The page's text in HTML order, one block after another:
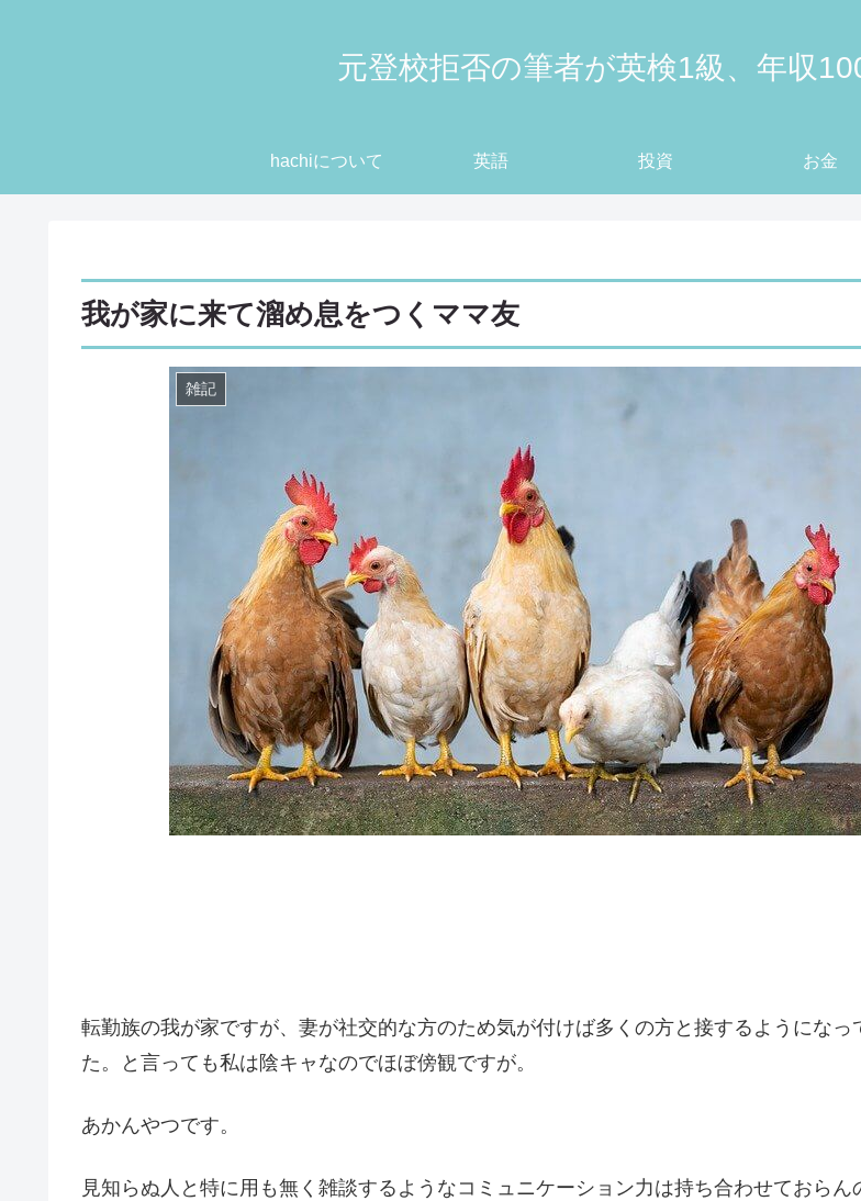
元登校拒否の筆者が英検1級、年収
hachiについて 英語 投資 お金
我が家に来て溜め息をつくママ友
雑記
転勤族の我が家ですが、妻が社交的な方のため気が付けば多くの方と接するようになっ
た。と言っても私は陰キャなのでほぼ傍観ですが。
あかんやつです。
見知らぬ人と特に用も無く雑談するようなコミュニケーション力は持ち合わせておらん